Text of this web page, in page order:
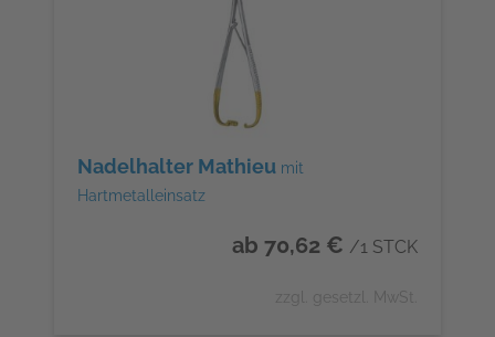
Nadelhalter Mathieu mit
Hartmetalleinsatz
ab 70,62 € /1 STCK
zzgl. gesetzl. MwSt.